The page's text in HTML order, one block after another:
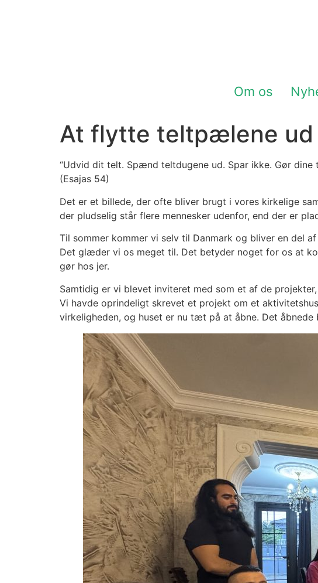
Om os
At flytte teltpælene ud
“Udvid dit telt. Spænd teltdugene ud. Spar ikke. Gør
(Esajas 54)
Det er et billede, der ofte bliver brugt i vores kirkelige
der pludselig står flere mennesker udenfor, end der er
Til sommer kommer vi selv til Danmark og bliver en del
Det glæder vi os meget til. Det betyder noget for os at
gør hos jer.
Samtidig er vi blevet inviteret med som et af de
Vi havde oprindeligt skrevet et projekt om et
virkeligheden, og huset er nu tæt på at åbne. Det